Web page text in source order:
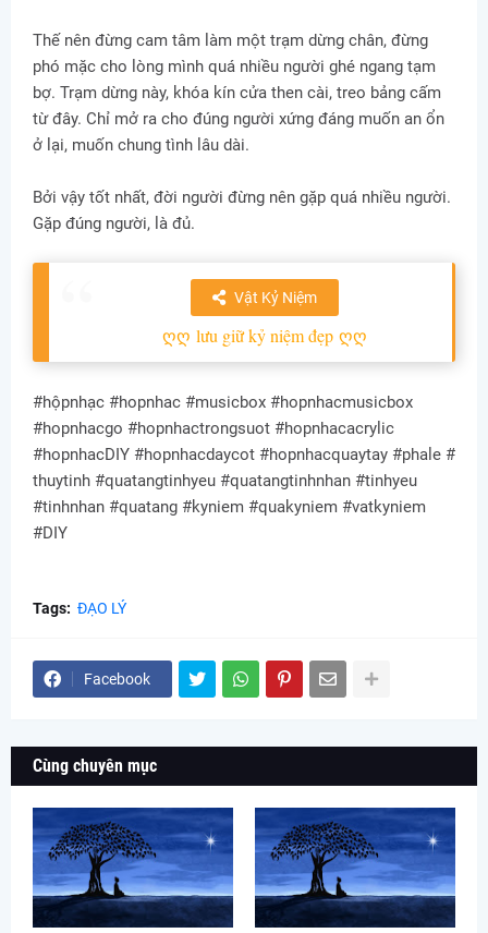
Thế nên đừng cam tâm làm một trạm dừng chân, đừng
phó mặc cho lòng mình quá nhiều người ghé ngang tạm
bợ. Trạm dừng này, khóa kín cửa then cài, treo bảng cấm
từ đây. Chỉ mở ra cho đúng người xứng đáng muốn an ổn
ở lại, muốn chung tình lâu dài.
Bởi vậy tốt nhất, đời người đừng nên gặp quá nhiều người.
Gặp đúng người, là đủ.
Vật Kỷ Niệm
ღღ lưu giữ kỷ niệm đẹp ღღ
#hộpnhạc #hopnhac #musicbox #hopnhacmusicbox
#hopnhacgo #hopnhactrongsuot #hopnhacacrylic
#hopnhacDIY #hopnhacdaycot #hopnhacquaytay #phale #
thuytinh #quatangtinhyeu #quatangtinhnhan #tinhyeu
#tinhnhan #quatang #kyniem #quakyniem #vatkyniem
#DIY
Tags: ĐẠO LÝ
Facebook
Cùng chuyên mục